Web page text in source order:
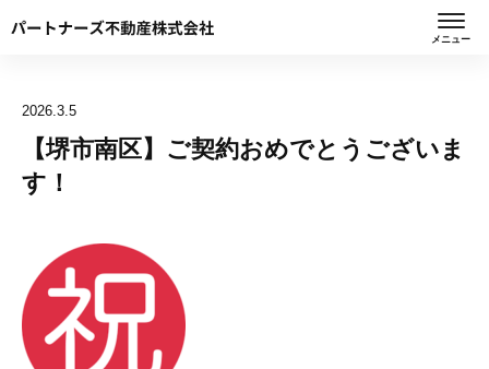
メニュー
2026.3.5
【堺市南区】ご契約おめでとうございま
す！